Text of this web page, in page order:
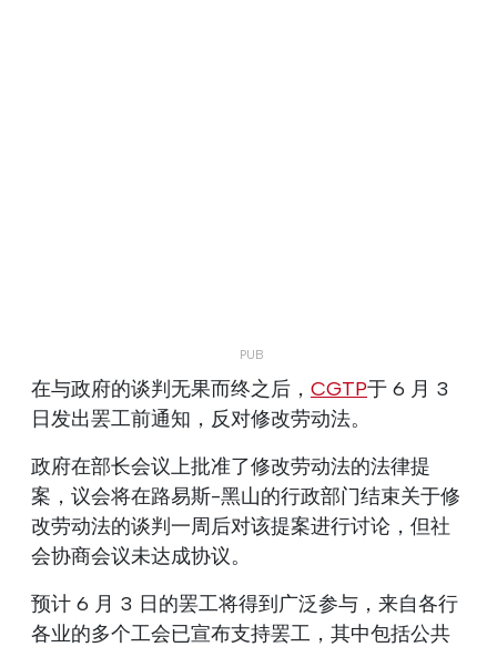
在与政府的谈判无果而终之后， CGTP于 6 月 3
日发出罢工前通知，反对修改劳动法。
政府在部长会议上批准了修改劳动法的法律提
案，议会将在路易斯-黑山的行政部门结束关于修
改劳动法的谈判一周后对该提案进行讨论，但社
会协商会议未达成协议。
预计 6 月 3 日的罢工将得到广泛参与，来自各行
各业的多个工会已宣布支持罢工，其中包括公共